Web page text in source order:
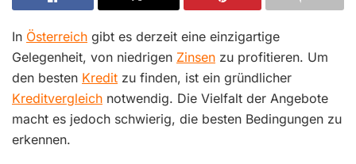
In Österreich gibt es derzeit eine einzigartige
Gelegenheit, von niedrigen Zinsen zu profitieren. Um
den besten Kredit zu finden, ist ein gründlicher
Kreditvergleich notwendig. Die Vielfalt der Angebote
macht es jedoch schwierig, die besten Bedingungen zu
erkennen.